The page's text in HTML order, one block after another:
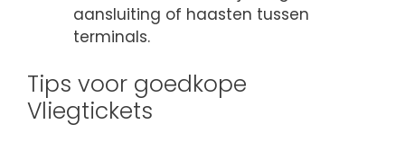
aansluiting of haasten tussen
terminals.
Tips voor goedkope
Vliegtickets